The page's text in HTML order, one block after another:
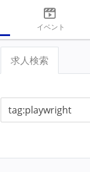
イベント
求人検索